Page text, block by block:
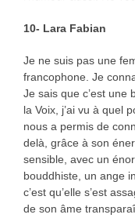
10- Lara Fabian
Je ne suis pas une
francophone. Je
Je sais que c’est une
la Voix, j’ai vu à quel
nous a permis de
delà, grâce à son
sensible, avec un
bouddhiste, un ange
c’est qu’elle s’est
de son âme